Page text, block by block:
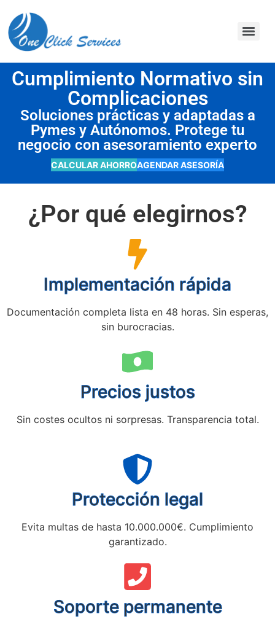
Cumplimiento Normativo sin
Complicaciones
Soluciones prácticas y adaptadas a
Pymes y Autónomos. Protege tu
negocio con asesoramiento experto
CALCULAR AHORROAGENDAR ASESORÍA
¿Por qué elegirnos?
Implementación rápida
Documentación completa lista en 48 horas. Sin esperas,
sin burocracias.
Precios justos
Sin costes ocultos ni sorpresas. Transparencia total.
Protección legal
Evita multas de hasta 10.000.000€. Cumplimiento
garantizado.
Soporte permanente